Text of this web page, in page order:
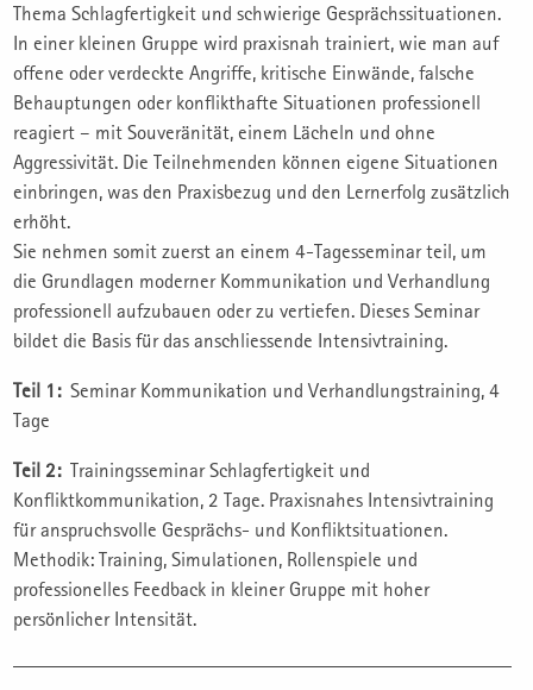
Thema Schlagfertigkeit und schwierige Gesprächssituationen.
In einer kleinen Gruppe wird praxisnah trainiert, wie man auf
offene oder verdeckte Angriffe, kritische Einwände, falsche
Behauptungen oder konflikthafte Situationen professionell
reagiert – mit Souveränität, einem Lächeln und ohne
Aggressivität. Die Teilnehmenden können eigene Situationen
einbringen, was den Praxisbezug und den Lernerfolg zusätzlich
erhöht.
Sie nehmen somit zuerst an einem 4-Tagesseminar teil, um
die Grundlagen moderner Kommunikation und Verhandlung
professionell aufzubauen oder zu vertiefen. Dieses Seminar
bildet die Basis für das anschliessende Intensivtraining.
Teil 1: Seminar Kommunikation und Verhandlungstraining, 4
Tage
Teil 2:Trainingsseminar Schlagfertigkeit und
Konfliktkommunikation, 2 Tage. Praxisnahes Intensivtraining
für anspruchsvolle Gesprächs- und Konfliktsituationen.
Methodik: Training, Simulationen, Rollenspiele und
professionelles Feedback in kleiner Gruppe mit hoher
persönlicher Intensität.